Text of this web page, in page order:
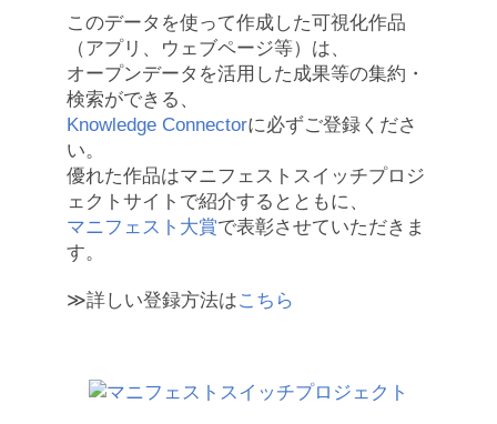
このデータを使って作成した可視化作品
（アプリ、ウェブページ等）は、
オープンデータを活用した成果等の集約・
検索ができる、
Knowledge Connectorに必ずご登録くださ
い。
優れた作品はマニフェストスイッチプロジ
ェクトサイトで紹介するとともに、
マニフェスト大賞で表彰させていただきま
す。
≫詳しい登録方法はこちら